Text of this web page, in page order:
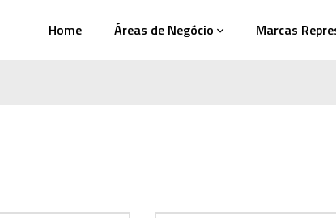
Home Áreas de Negócio Marcas